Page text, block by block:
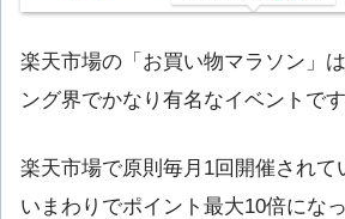
楽天市場の「お買い物マラソン」
ング界でかなり有名なイベントです
楽天市場で原則毎月1回開催されて
いまわりでポイント最大10倍にな